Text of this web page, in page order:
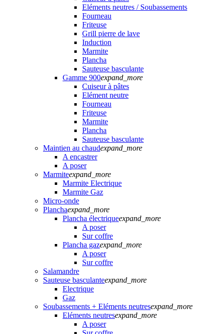
Eléments neutres / Soubassements
Fourneau
Friteuse
Grill pierre de lave
Induction
Marmite
Plancha
Sauteuse basculante
Gamme 900expand_more
Cuiseur à pâtes
Elément neutre
Fourneau
Friteuse
Marmite
Plancha
Sauteuse basculante
Maintien au chaudexpand_more
A encastrer
A poser
Marmiteexpand_more
Marmite Electrique
Marmite Gaz
Micro-onde
Planchaexpand_more
Plancha électriqueexpand_more
A poser
Sur coffre
Plancha gazexpand_more
A poser
Sur coffre
Salamandre
Sauteuse basculanteexpand_more
Electrique
Gaz
Soubassements + Eléments neutresexpand_more
Eléments neutresexpand_more
A poser